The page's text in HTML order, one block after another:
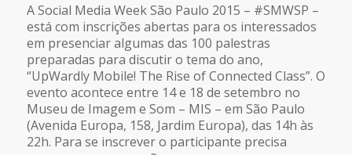
A Social Media Week São Paulo 2015 – #SMWSP –
está com inscrições abertas para os interessados
em presenciar algumas das 100 palestras
preparadas para discutir o tema do ano,
“UpWardly Mobile! The Rise of Connected Class”. O
evento acontece entre 14 e 18 de setembro no
Museu de Imagem e Som – MIS – em São Paulo
(Avenida Europa, 158, Jardim Europa), das 14h às
22h. Para se inscrever o participante precisa